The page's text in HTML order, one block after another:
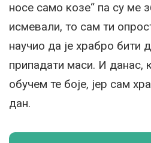
носе само козе“ па су ме
исмевали, то сам ти
научио да је храбро бити
припадати маси. И данас,
обучем те боје, јер сам
дан.